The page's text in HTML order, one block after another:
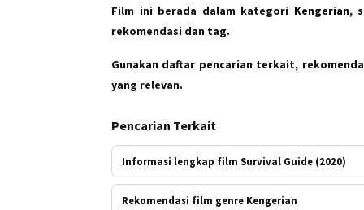
Film ini berada dalam kategori Kengerian,
rekomendasi dan tag.
Gunakan daftar pencarian terkait,
yang relevan.
Pencarian Terkait
Informasi lengkap film Survival Guide (2020)
Rekomendasi film genre Kengerian